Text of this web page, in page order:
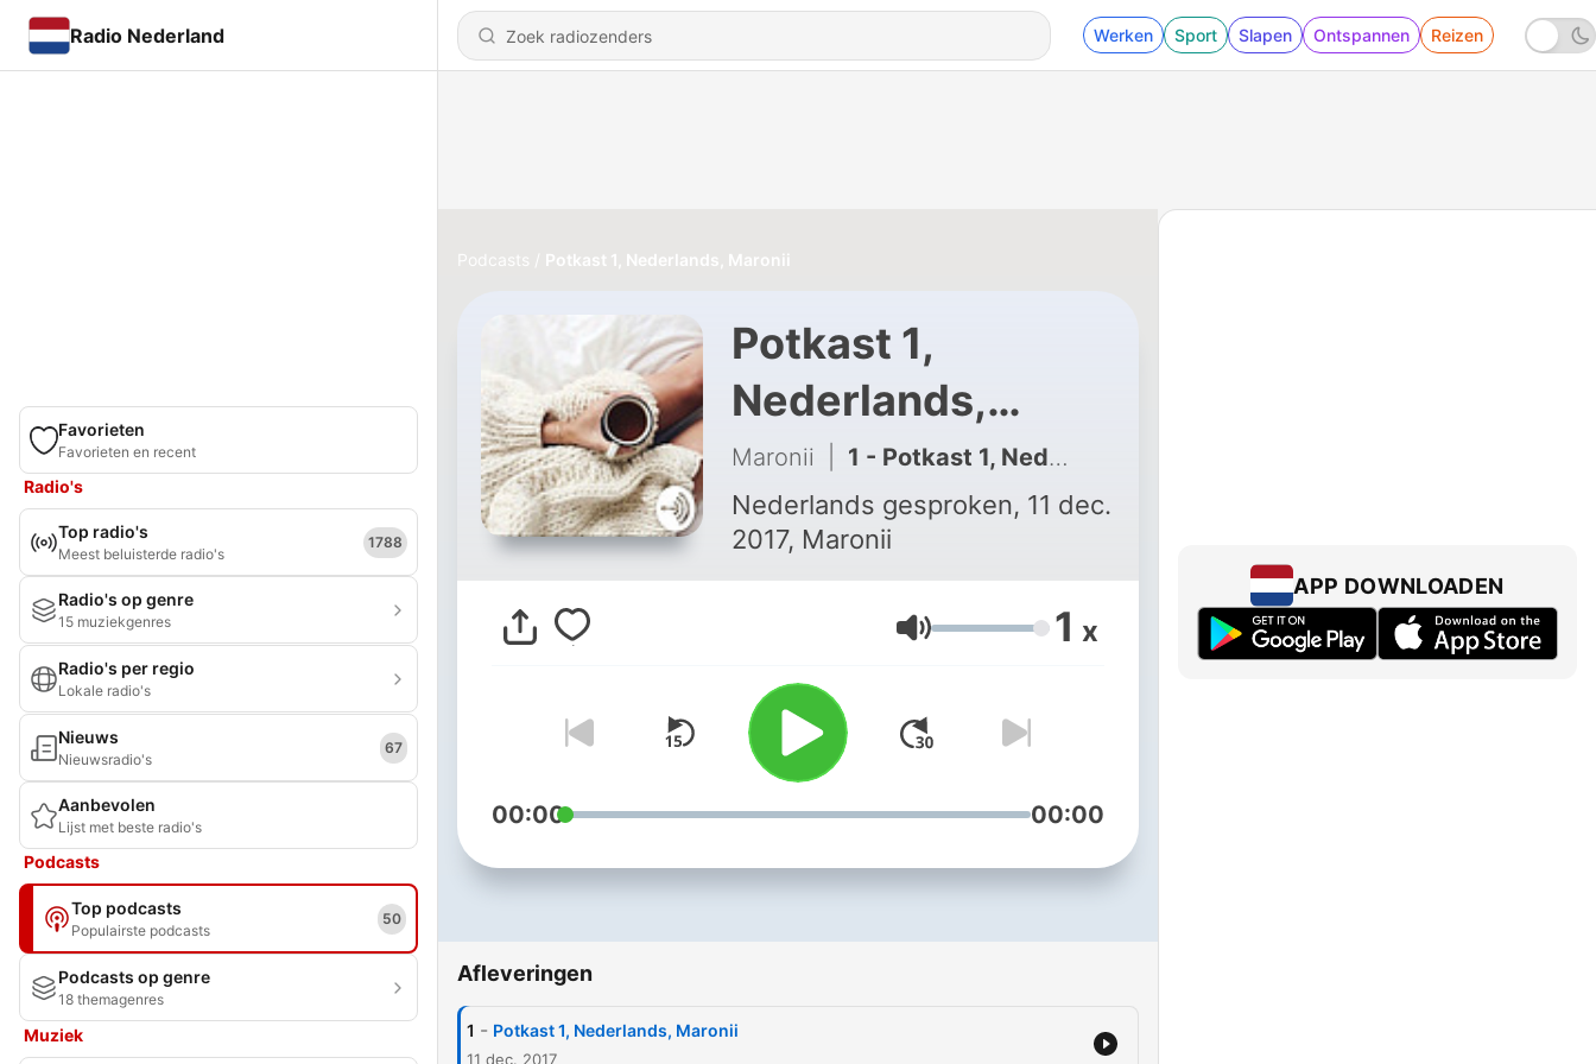
Radio Nederland Werken Sport Slapen Ontspannen Reizen
Favorieten
Favorieten en recent
Radio's
Top radio's
Meest beluisterde radio's
1788
Radio's op genre
15 muziekgenres
Radio's per regio
Lokale radio's
Nieuws
Nieuwsradio's
67
Aanbevolen
Lijst met beste radio's
Podcasts
Top podcasts
Populairste podcasts
50
Podcasts op genre
18 themagenres
Muziek
Podcasts Potkast 1, Nederlands, Maronii
Potkast 1,
Nederlands,
Maronii
Maronii 1 - Potkast 1, Nederlands, Maronii
Nederlands gesproken, 11 dec.
2017, Maronii
Volume 1 x
00:00 00:00
Afleveringen
1 - Potkast 1, Nederlands, Maronii
11 dec. 2017
APP DOWNLOADEN